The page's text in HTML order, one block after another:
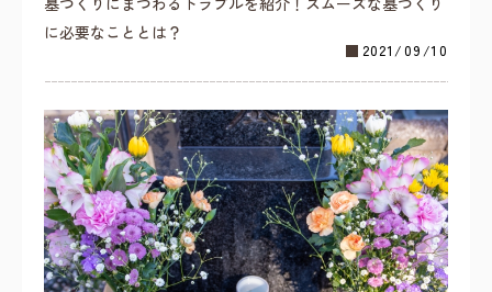
2021/09/10
に必要なこととは？